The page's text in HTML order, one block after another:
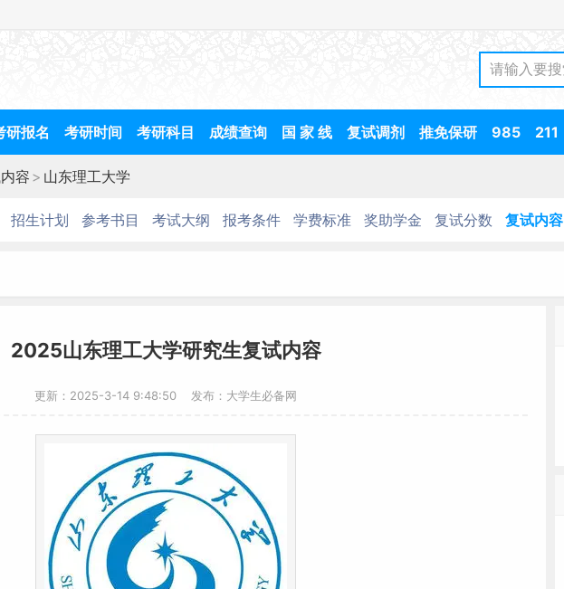
研报名 考研时间 考研科目 成绩查询 国 家 线 复试调剂 推免保研 985 211
容 > 山东理工大学
招生计划 参考书目 考试大纲 报考条件 学费标准 奖助学金 复试分数 复试内容
2025山东理工大学研究生复试内容
更新：2025-3-14 9:48:50 发布：大学生必备网